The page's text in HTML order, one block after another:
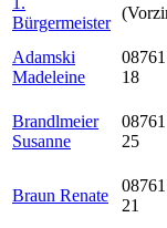
Bürgermeister
Adamski
Madeleine
18
Brandlmeier
Susanne
25
Braun Renate
21